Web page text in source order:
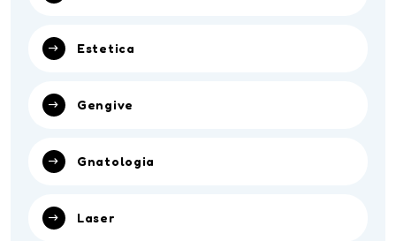
Estetica
Gengive
Gnatologia
Laser